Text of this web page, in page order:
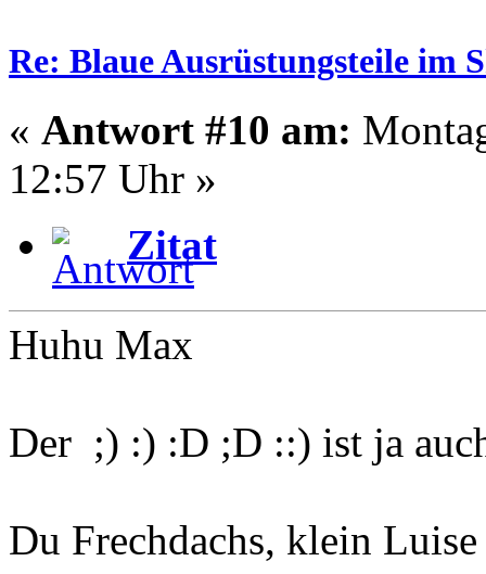
Re: Blaue Ausrüstungsteile im
« Antwort #10 am:
12:57 Uhr »
Zitat
Huhu Max
Der ;) :) :D ;D ::) ist ja
Du Frechdachs, klein